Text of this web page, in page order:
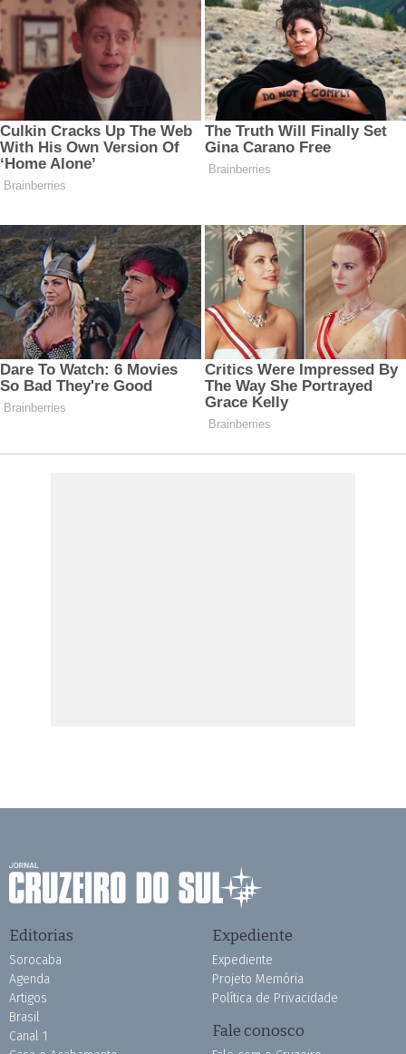
Editorias
Sorocaba
Agenda
Artigos
Brasil
Canal 1
Expediente
Expediente
Projeto Memória
Política de Privacidade
Fale conosco